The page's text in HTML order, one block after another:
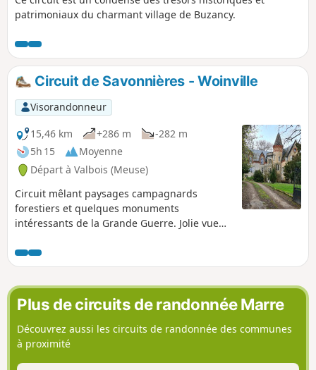
patrimoniaux du charmant village de Buzancy.
Circuit de Savonnières - Woinville
Visorandonneur
15,46 km
+286 m
-282 m
5h 15
Moyenne
Départ à Valbois (Meuse)
Circuit mêlant paysages campagnards
forestiers et quelques monuments
intéressants de la Grande Guerre. Jolie vue
le Lac de Madine.
Plus de circuits de randonnée Marre
Découvrez aussi les circuits de randonnée des communes
à proximité